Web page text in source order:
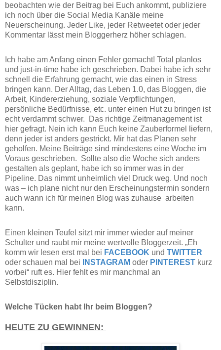
beobachten wie der Beitrag bei Euch ankommt, publiziere
ich noch über die Social Media Kanäle meine
Neuerscheinung. Jeder Like, jeder Retweetet oder jeder
Kommentar lässt mein Bloggerherz höher schlagen.
Ich habe am Anfang einen Fehler gemacht! Total planlos
und just-in-time habe ich geschrieben. Dabei habe ich sehr
schnell die Erfahrung gemacht, wie das einen in Stress
bringen kann. Der Alltag, das Leben 1.0, das Bloggen, die
Arbeit, Kindererziehung, soziale Verpflichtungen,
persönliche Bedürfnisse, etc. unter einen Hut zu bringen ist
echt verdammt schwer. Das richtige Zeitmanagement ist
hier gefragt. Nein ich kann Euch keine Zauberformel liefern,
denn jeder ist anders gestrickt. Mir hat das Planen sehr
geholfen. Meine Beiträge sind mindestens eine Woche im
Voraus geschrieben. Sollte also die Woche sich anders
gestalten als geplant, habe ich so immer was in der
Pipeline. Das nimmt unheimlich viel Druck weg. Und noch
was – ich plane nicht nur den Erscheinungstermin sondern
auch wann ich für meinen Blog was zuhause arbeiten
kann.
Einen kleinen Teufel sitzt mir immer wieder auf meiner
Schulter und raubt mir meine wertvolle Bloggerzeit. „Eh
komm wir lesen erst mal bei FACEBOOK und TWITTER
oder schauen mal bei
INSTAGRAM oder PINTEREST kurz
vorbei“ ruft es. Hier fehlt es mir manchmal an
Selbstdisziplin.
Welche Tücken habt Ihr beim Bloggen?
HEUTE ZU GEWINNEN: